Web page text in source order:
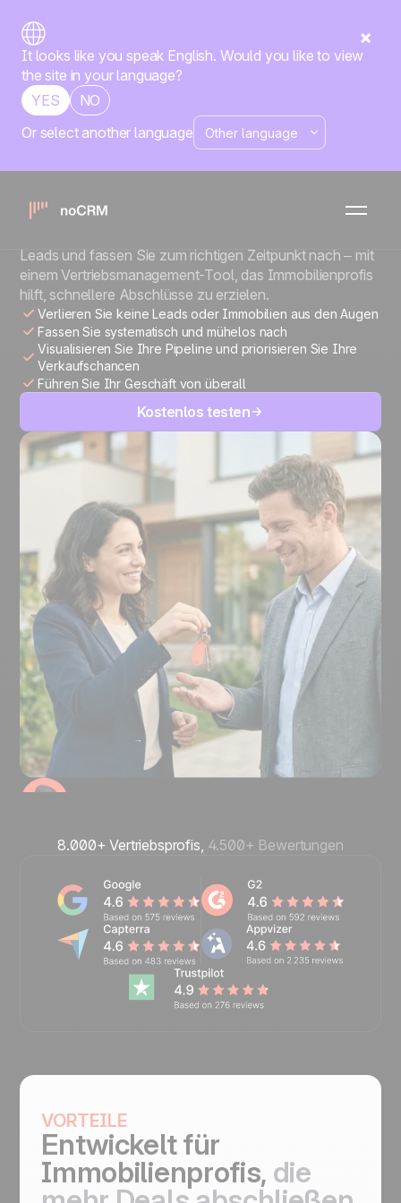
It looks like you speak English. Would you like to view
the site in your language?
YES
NO
Or select another language
IMMOBILIENUNTERNEHMEN
Mehr Mandanten.
Mehr Abschlüsse.
Leads und fassen Sie zum richtigen Zeitpunkt nach – mit
einem Vertriebsmanagement-Tool, das Immobilienprofis
hilft, schnellere Abschlüsse zu erzielen.
Verlieren Sie keine Leads oder Immobilien aus den Augen
Fassen Sie systematisch und mühelos nach
Visualisieren Sie Ihre Pipeline und priorisieren Sie Ihre
Verkaufschancen
Führen Sie Ihr Geschäft von überall
Kostenlos testen
8.000+ Vertriebsprofis, 4.500+ Bewertungen
VORTEILE
Entwickelt für
Immobilienprofis, die